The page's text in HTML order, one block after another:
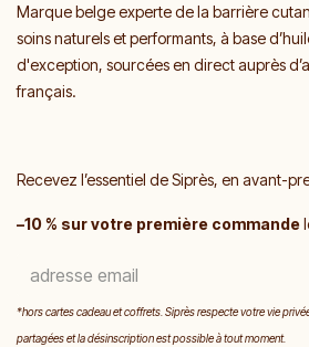
Marque belge experte de la barrière
soins naturels et performants, à base
d'exception, sourcées en direct auprès
français.
Recevez l’essentiel de Siprès, en avant-
–10 % sur votre première commande
*hors cartes cadeau et coffrets. Siprès respecte votre vie
partagées et la désinscription est possible à tout moment.